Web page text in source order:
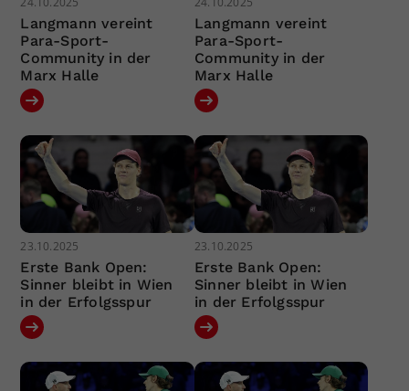
Langmann vereint
Para-Sport-
Community in der
Marx Halle
Langmann vereint
Para-Sport-
Community in der
Marx Halle
23.10.2025
Erste Bank Open:
Sinner bleibt in Wien
in der Erfolgsspur
23.10.2025
Erste Bank Open:
Sinner bleibt in Wien
in der Erfolgsspur